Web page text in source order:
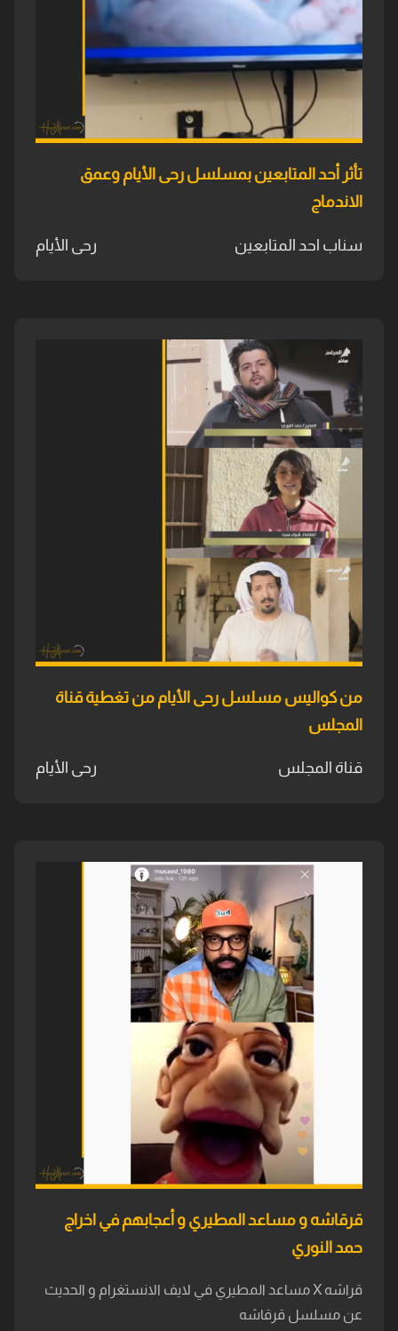
تأثر أحد المتابعين بمسلسل رحى الأيام وعمق
الاندماج
سناب احد المتابعين رحى الأيام
من كواليس مسلسل رحى الأيام من تغطية قناة
المجلس
قناة المجلس رحى الأيام
قرقاشه و مساعد المطيري و أعجابهم في اخراج
حمد النوري
قراشه X مساعد المطيري في لايف الانستغرام و الحديث
عن مسلسل قرقاشه